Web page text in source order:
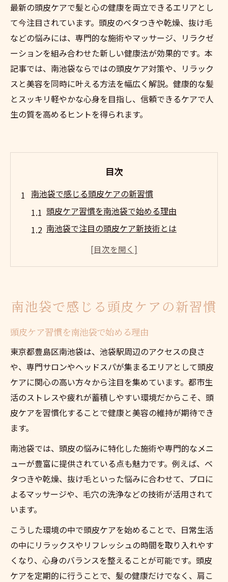
最新の頭皮ケアで髪と心の健康を両立できるエリアとし
て今注目されています。頭皮のベタつきや乾燥、抜け毛
などの悩みには、専門的な施術やマッサージ、リラクゼ
ーションを組み合わせた新しい健康法が効果的です。本
記事では、南池袋ならではの頭皮ケア対策や、リラック
スと美容を同時に叶える方法を幅広く解説。健康的な髪
とスッキリ軽やかな心身を目指し、信頼できるケアで人
生の質を高めるヒントを得られます。
目次
南池袋で感じる頭皮ケアの新習慣
頭皮ケア習慣を南池袋で始める理由
南池袋で注目の頭皮ケア新技術とは
忙しい毎日でも続く頭皮ケア対策法
南池袋で叶える頭皮ケア健康美の秘訣
頭皮ケアで髪と心の美しさを引き出す方法
専門店の頭皮ケアで健康な髪を守るには
頭皮ケア習慣が美容に与える影響を解説
南池袋で人気の頭皮ケア施術を体感する
リラックスを叶える南池袋の頭皮ケア
頭皮ケアで心身のリラックスを南池袋で実
リラックス重視の頭皮ケア施術の魅力
南池袋ならではの癒やしの頭皮ケア空間
個室完備の頭皮ケアで深い安らぎを得る
頭皮ケア体験で髪と心に潤いを取り戻す
南池袋で好評の頭皮ケア対策を徹底調査
頭皮ケアで得られるリラクゼーション効果
南池袋で感じる頭皮ケアの新習慣
頭皮ケア習慣を南池袋で始める理由
東京都豊島区南池袋は、池袋駅周辺のアクセスの良さ
や、専門サロンやヘッドスパが集まるエリアとして頭皮
ケアに関心の高い方々から注目を集めています。都市生
活のストレスや疲れが蓄積しやすい環境だからこそ、頭
皮ケアを習慣化することで健康と美容の維持が期待でき
ます。
南池袋では、頭皮の悩みに特化した施術や専門的なメニ
ューが豊富に提供されている点も魅力です。例えば、ベ
タつきや乾燥、抜け毛といった悩みに合わせて、プロに
よるマッサージや、毛穴の洗浄などの技術が活用されて
います。
こうした環境の中で頭皮ケアを始めることで、日常生活
の中にリラックスやリフレッシュの時間を取り入れやす
くなり、心身のバランスを整えることが可能です。頭皮
ケアを定期的に行うことで、髪の健康だけでなく、肩こ